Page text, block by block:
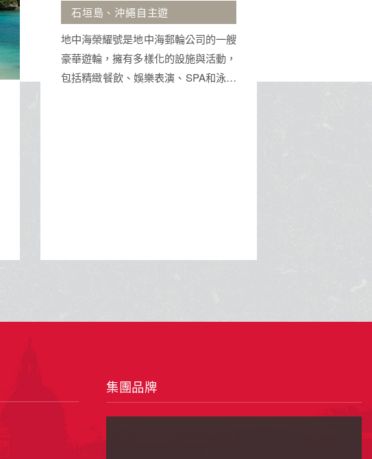
無購物站、印象會安秀、巴拿山
佛手
峴港是越南中部的港口城市，以美溪沙
灘、巴拿山佛手大橋及古老的神聖五行
集團品牌